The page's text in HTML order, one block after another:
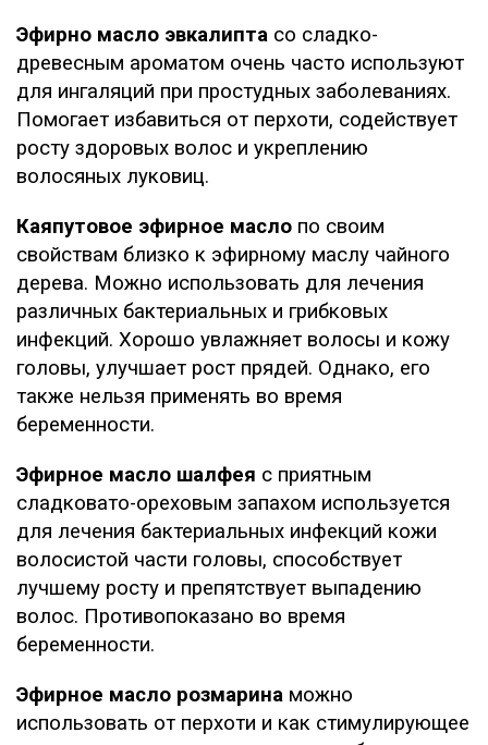
Эфирно масло эвкалипта со сладко-
древесным ароматом очень часто используют
для ингаляций при простудных заболеваниях.
Помогает избавиться от перхоти, содействует
росту здоровых волос и укреплению
волосяных луковиц.
Каяпутовое эфирное масло по своим
свойствам близко к эфирному маслу чайного
дерева. Можно использовать для лечения
различных бактериальных и грибковых
инфекций. Хорошо увлажняет волосы и кожу
головы, улучшает рост прядей. Однако, его
также нельзя применять во время
беременности.
Эфирное масло шалфея с приятным
сладковато-ореховым запахом используется
для лечения бактериальных инфекций кожи
волосистой части головы, способствует
лучшему росту и препятствует выпадению
волос. Противопоказано во время
беременности.
Эфирное масло розмарина можно
использовать от перхоти и как стимулирующее